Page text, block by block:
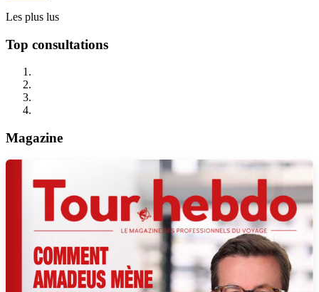
Les plus lus
Top consultations
Magazine